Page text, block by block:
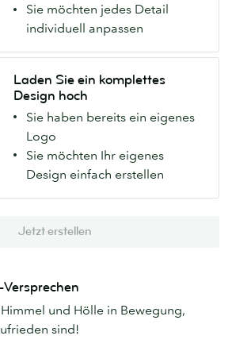
Sie möchten jedes Detail
individuell anpassen
Laden Sie ein komplettes
Design hoch
Sie haben bereits ein eigenes
Logo
Sie möchten Ihr eigenes
Design einfach erstellen
Jetzt erstellen
und Hölle in Bewegung,
sind!